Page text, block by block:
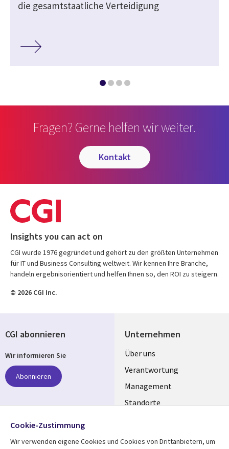
die gesamtstaatliche Verteidigung
Fragen? Gerne helfen wir weiter.
kontakt
Insights you can act on
CGI wurde 1976 gegründet und gehört zu den größten Unternehmen
für IT und Business Consulting weltweit. Wir kennen Ihre Branche,
handeln ergebnisorientiert und helfen Ihnen so, den ROI zu steigern.
© 2026 CGI Inc.
Unternehmen
Useful
links
GERMANY
Über uns
Verantwortung
Management
Standorte
CGI abonnieren
Wir informieren Sie
Abonnieren
Folgen Sie uns
Social
Cookie-Zustimmung
Wir verwenden eigene Cookies und Cookies von Drittanbietern, um